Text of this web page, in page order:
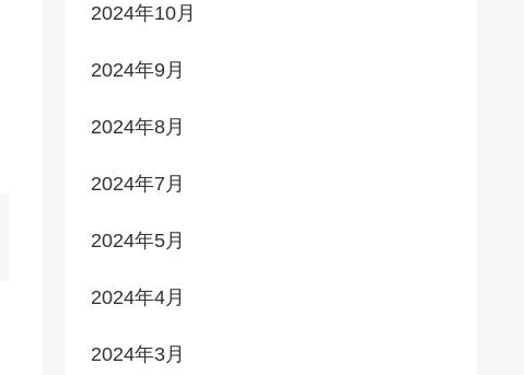
2024年10月
2024年9月
2024年8月
2024年7月
2024年5月
2024年4月
2024年3月